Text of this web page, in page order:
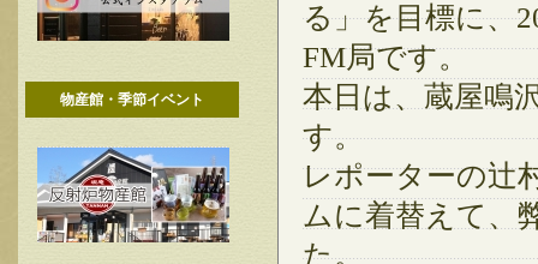
物産館・季節イベント
る」を目標に、
FM局です。
本日は、蔵屋鳴
す。
レポーターの辻
ムに着替えて、
た。